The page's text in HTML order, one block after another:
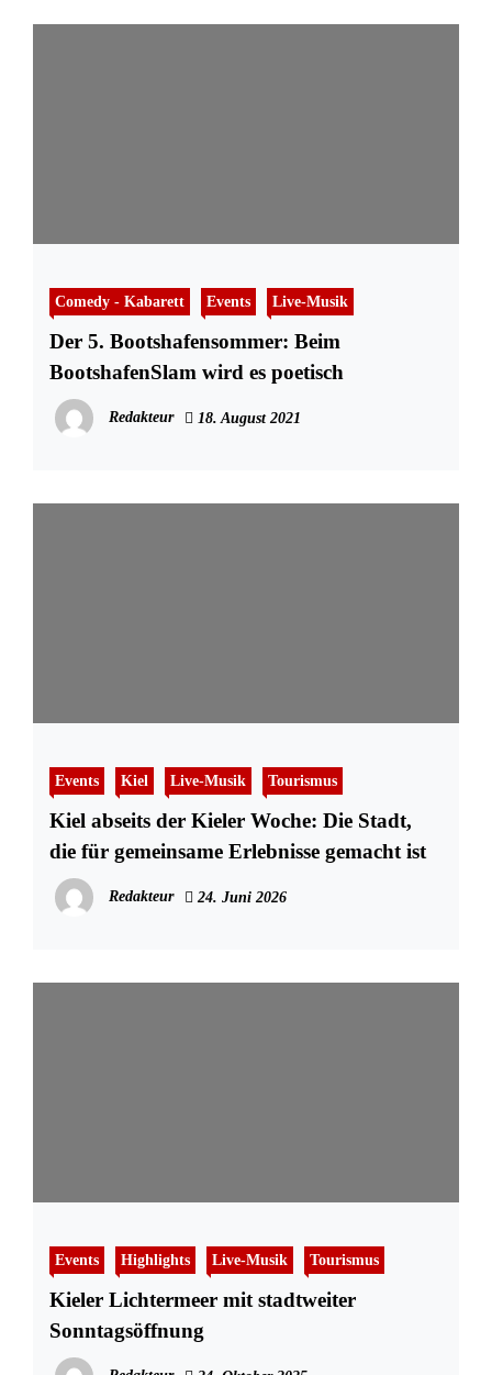
Comedy - Kabarett Events Live-Musik
Der 5. Bootshafensommer: Beim
BootshafenSlam wird es poetisch
Redakteur 18. August 2021
Events Kiel Live-Musik Tourismus
Kiel abseits der Kieler Woche: Die Stadt,
die für gemeinsame Erlebnisse gemacht ist
Redakteur 24. Juni 2026
Events Highlights Live-Musik Tourismus
Kieler Lichtermeer mit stadtweiter
Sonntagsöffnung